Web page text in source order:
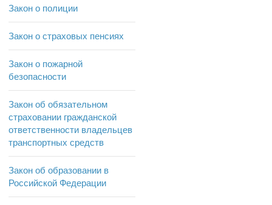
Закон о полиции
Закон о страховых пенсиях
Закон о пожарной
безопасности
Закон об обязательном
страховании гражданской
ответственности владельцев
транспортных средств
Закон об образовании в
Российской Федерации